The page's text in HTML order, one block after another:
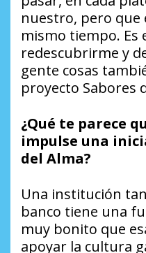
nuestro, pero que
mismo tiempo. Es
redescubrirme y
gente cosas
proyecto Sabores
¿Qué te parece
impulse una
del Alma?
Una institución
banco tiene una
muy bonito que
apoyar la cultura